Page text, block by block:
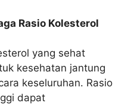
Rasio Kolesterol
yang sehat
kesehatan jantung
keseluruhan. Rasio
dapat